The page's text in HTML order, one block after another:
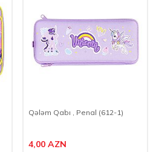
Qələm Qabı , Penal (612-1)
4,00 AZN